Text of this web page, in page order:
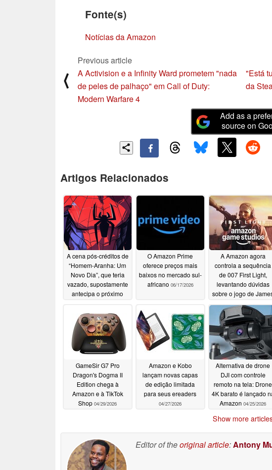
Fonte(s)
Notícias da Amazon
⟨
Previous article
A Activision e a Infinity Ward prometem "nada
de peles de palhaço" em Call of Duty:
Modern Warfare 4
"Está
da
Add as a
source on
Artigos Relacionados
A cena pós-créditos de
“Homem-Aranha: Um
Novo Dia”, que teria
vazado, supostamente
antecipa o próximo
07/17/2026
O Amazon Prime
oferece preços mais
baixos no mercado sul-
africano 06/17/2026
A Amazon agora
controla a sequência
de 007 First Light,
levantando dúvidas
sobre o jogo de
06/04/2026
GameSir G7 Pro
Dragon's Dogma II
Edition chega à
Amazon e à TikTok
Shop 04/29/2026
Amazon e Kobo
lançam novas capas
de edição limitada
para seus ereaders
04/27/2026
Alternativa de drone
DJI com controle
remoto na tela: Drone
4K barato é lançado
Amazon 04/25/2026
Show more
Editor of theoriginal article:Antony